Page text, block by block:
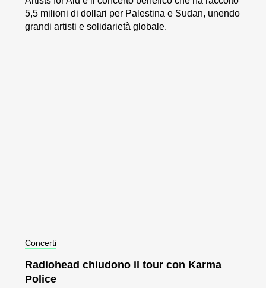
5,5 milioni di dollari per Palestina e Sudan, unendo
grandi artisti e solidarietà globale.
Concerti
Radiohead chiudono il tour con Karma
Police